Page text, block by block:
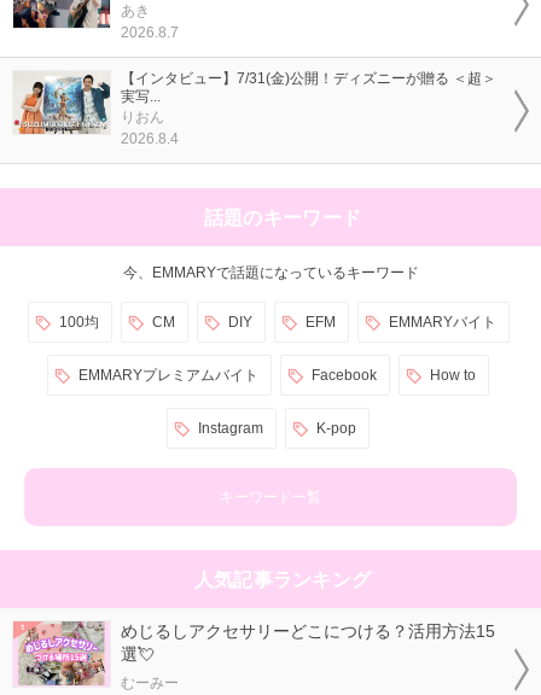
あき
2026.8.7
【インタビュー】7/31(金)公開！ディズニーが贈る ＜超＞
実写...
りおん
2026.8.4
話題のキーワード
今、EMMARYで話題になっているキーワード
100均 CM DIY EFM EMMARYバイト
EMMARYプレミアムバイト Facebook How to
Instagram K-pop
キーワード一覧
人気記事ランキング
めじるしアクセサリーどこにつける？活用方法15
選💘
むーみー